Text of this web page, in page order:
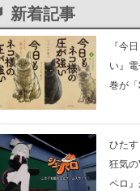
新着記事
『今
い』
巻が
たネ
愛す
描く
ひたす
狂気
ペロ